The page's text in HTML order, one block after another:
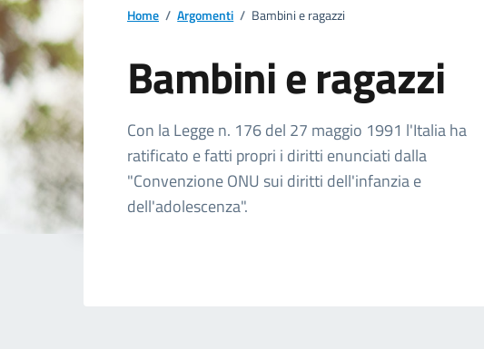
Home / Argomenti / Bambini e ragazzi
Bambini e ragazzi
Dettagli dell'argomento
Con la Legge n. 176 del 27 maggio 1991 l'Italia ha
ratificato e fatti propri i diritti enunciati dalla
"Convenzione ONU sui diritti dell'infanzia e
dell'adolescenza".